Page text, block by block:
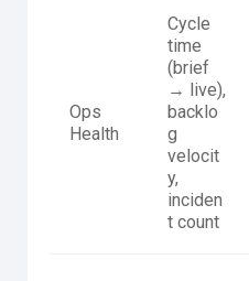
Ops
Health
Cycle
time
(brief
→ live),
backlo
g
velocit
y,
inciden
t count